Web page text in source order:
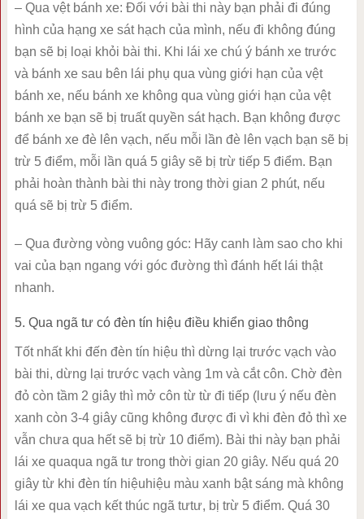
– Qua vệt bánh xe: Đối với bài thi này bạn phải đi đúng
hình của hạng xe sát hạch của mình, nếu đi không đúng
bạn sẽ bị loại khỏi bài thi. Khi lái xe chú ý bánh xe trước
và bánh xe sau bên lái phụ qua vùng giới hạn của vệt
bánh xe, nếu bánh xe không qua vùng giới hạn của vệt
bánh xe bạn sẽ bị truất quyền sát hạch. Bạn không được
để bánh xe đè lên vạch, nếu mỗi lần đè lên vạch bạn sẽ bị
trừ 5 điểm, mỗi lần quá 5 giây sẽ bị trừ tiếp 5 điểm. Bạn
phải hoàn thành bài thi này trong thời gian 2 phút, nếu
quá sẽ bị trừ 5 điểm.
– Qua đường vòng vuông góc: Hãy canh làm sao cho khi
vai của bạn ngang với góc đường thì đánh hết lái thật
nhanh.
5. Qua ngã tư có đèn tín hiệu điều khiển giao thông
Tốt nhất khi đến đèn tín hiệu thì dừng lại trước vạch vào
bài thi, dừng lại trước vạch vàng 1m và cắt côn. Chờ đèn
đỏ còn tầm 2 giây thì mở côn từ từ đi tiếp (lưu ý nếu đèn
xanh còn 3-4 giây cũng không được đi vì khi đèn đỏ thì xe
vẫn chưa qua hết sẽ bị trừ 10 điểm). Bài thi này bạn phải
lái xe quaqua ngã tư trong thời gian 20 giây. Nếu quá 20
giây từ khi đèn tín hiệuhiệu màu xanh bật sáng mà không
lái xe qua vạch kết thúc ngã tưtư, bị trừ 5 điểm. Quá 30